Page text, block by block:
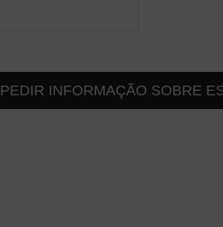
PEDIR INFORMAÇÃO SOBRE